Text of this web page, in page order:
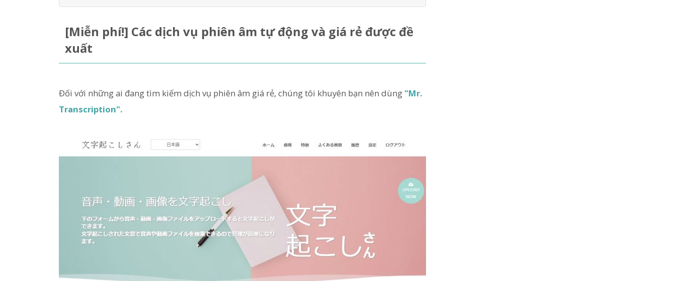
[Miễn phí!] Các dịch vụ phiên âm tự động và giá rẻ được đề
xuất
Đối với những ai đang tìm kiếm dịch vụ phiên âm giá rẻ, chúng tôi khuyên bạn nên dùng "Mr.
Transcription".